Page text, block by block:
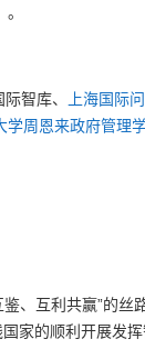
智库、 上海国际
学周恩来政府管理
、互利共赢”的丝
家的顺利开展发